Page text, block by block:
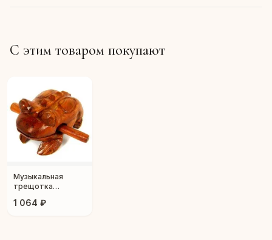
С этим товаром покупают
Музыкальная
трещотка
1 064 ₽